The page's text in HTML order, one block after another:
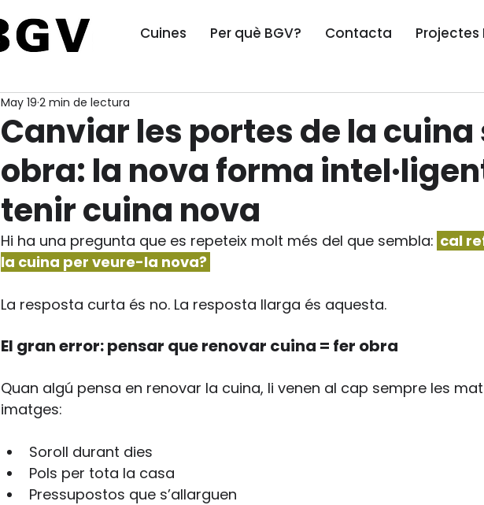
Cuines Per què BGV? Contacta Projectes
Canviar les portes de la cuina
obra: la nova forma
tenir cuina nova
May 19 2 min de lectura
Hi ha una pregunta que es repeteix molt més del que sembla: cal
la cuina per veure-la nova?
La resposta curta és no. La resposta llarga és aquesta.
El gran error: pensar que renovar cuina = fer obra
Quan algú pensa en renovar la cuina, li venen al cap sempre les
imatges:
Soroll durant dies
Pols per tota la casa
Pressupostos que s’allarguen